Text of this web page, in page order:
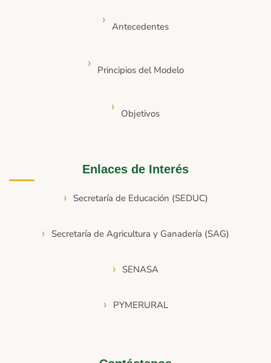
Antecedentes
Principios del Modelo
Objetivos
Enlaces de Interés
Secretaría de Educación (SEDUC)
Secretaría de Agricultura y Ganadería (SAG)
SENASA
PYMERURAL